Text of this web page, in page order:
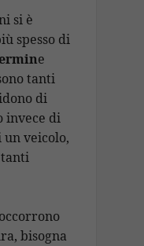
e
dI
n
c
h
at
si è
spesso di
e
tanti
di
invece di
un veicolo,
bisogna